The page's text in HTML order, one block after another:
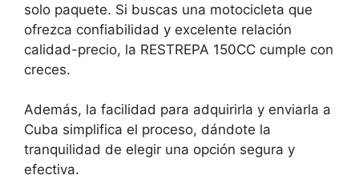
solo paquete. Si buscas una motocicleta que
ofrezca confiabilidad y excelente relación
calidad-precio, la RESTREPA 150CC cumple con
creces.
Además, la facilidad para adquirirla y enviarla a
Cuba simplifica el proceso, dándote la
tranquilidad de elegir una opción segura y
efectiva.